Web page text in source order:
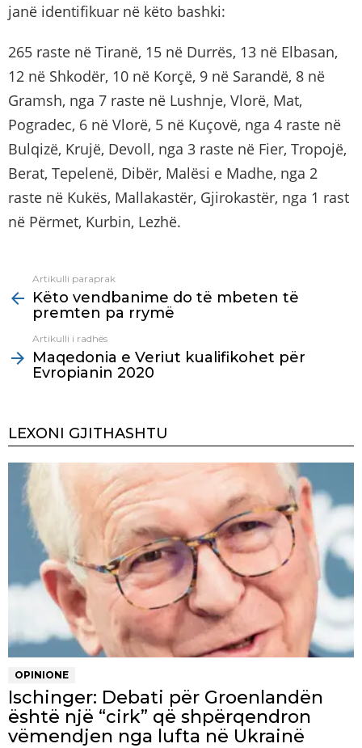
janë identifikuar në këto bashki:
265 raste në Tiranë, 15 në Durrës, 13 në Elbasan,
12 në Shkodër, 10 në Korçë, 9 në Sarandë, 8 në
Gramsh, nga 7 raste në Lushnje, Vlorë, Mat,
Pogradec, 6 në Vlorë, 5 në Kuçovë, nga 4 raste në
Bulqizë, Krujë, Devoll, nga 3 raste në Fier, Tropojë,
Berat, Tepelenë, Dibër, Malësi e Madhe, nga 2
raste në Kukës, Mallakastër, Gjirokastër, nga 1 rast
në Përmet, Kurbin, Lezhë.
more
Artikulli paraprak
Këto vendbanime do të mbeten të
premten pa rrymë
Artikulli i radhës
Maqedonia e Veriut kualifikohet për
Evropianin 2020
LEXONI GJITHASHTU
OPINIONE
Ischinger: Debati për Groenlandën
është një “cirk” që shpërqendron
vëmendjen nga lufta në Ukrainë